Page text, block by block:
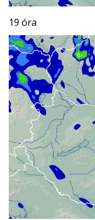
19 óra